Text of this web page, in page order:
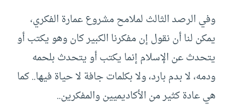
وفي الرصد الثالث لملامح مشروع عمارة الفكري،
يمكن لنا أن نقول إن مفكرنا الكبير كان وهو يكتب أو
يتحدث عن الإسلام إنما يكتب أو يتحدث بلحمه
ودمه، لا بدم بارد، ولا بكلمات جافة لا حياة فيها.. كما
هي عادة كثير من الأكاديميين والمفكرين..